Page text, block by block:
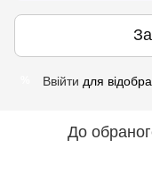
Ввійти для
До